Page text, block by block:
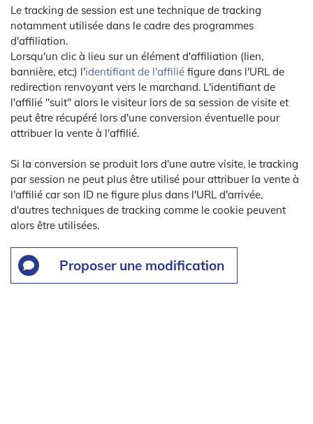
Le tracking de session est une technique de tracking
notamment utilisée dans le cadre des programmes
d'affiliation.
Lorsqu'un clic à lieu sur un élément d'affiliation (lien,
bannière, etc;) l'identifiant de l'affilié figure dans l'URL de
redirection renvoyant vers le marchand. L'identifiant de
l'affilié "suit" alors le visiteur lors de sa session de visite et
peut être récupéré lors d'une conversion éventuelle pour
attribuer la vente à l'affilié.
Si la conversion se produit lors d'une autre visite, le tracking
par session ne peut plus être utilisé pour attribuer la vente à
l'affilié car son ID ne figure plus dans l'URL d'arrivée,
d'autres techniques de tracking comme le cookie peuvent
alors être utilisées.
Proposer une modification